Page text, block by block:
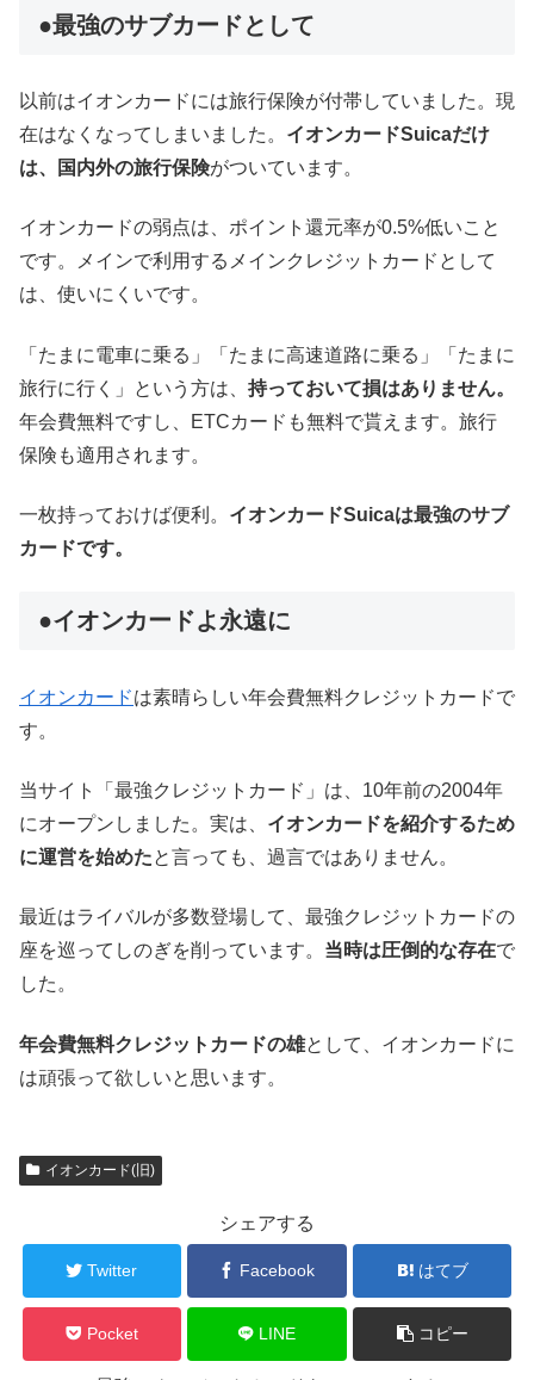
●最強のサブカードとして
以前はイオンカードには旅行保険が付帯していました。現
在はなくなってしまいました。 イオンカードSuicaだけ
は、国内外の旅行保険がついています。
イオンカードの弱点は、ポイント還元率が0.5%低いこと
です。メインで利用するメインクレジットカードとして
は、使いにくいです。
「たまに電車に乗る」「たまに高速道路に乗る」「たまに
旅行に行く」という方は、 持っておいて損はありません。
年会費無料ですし、ETCカードも無料で貰えます。旅行
保険も適用されます。
一枚持っておけば便利。 イオンカードSuicaは最強のサブ
カードです。
●イオンカードよ永遠に
イオンカードは素晴らしい年会費無料クレジットカードで
す。
当サイト「最強クレジットカード」は、10年前の2004年
にオープンしました。実は、 イオンカードを紹介するため
に運営を始めたと言っても、過言ではありません。
最近はライバルが多数登場して、最強クレジットカードの
座を巡ってしのぎを削っています。 当時は圧倒的な存在で
した。
年会費無料クレジットカードの雄として、イオンカードに
は頑張って欲しいと思います。
イオンカード(旧)
シェアする
Twitter Facebook はてブ
Pocket LINE コピー